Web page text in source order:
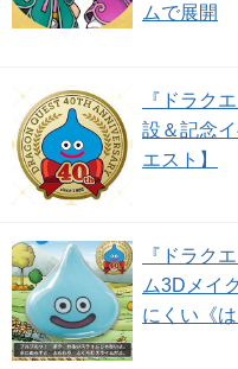
ムで展開
『ドラク
設＆記念
エスト】
『ドラク
ム3Dメイ
にくい《